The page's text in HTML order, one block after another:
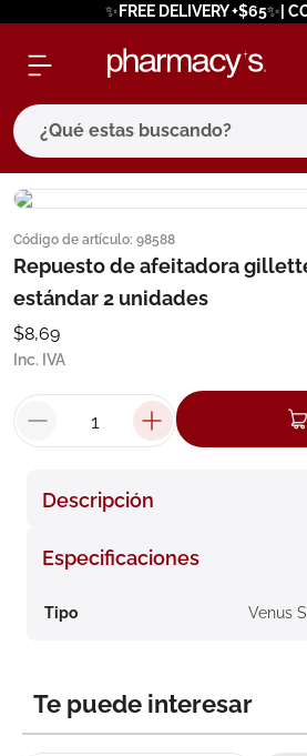
✨FREE DELIVERY +$65✨|
¿Qué estas buscando?
Código de artículo: 98588
Repuesto de afeitadora
estándar 2 unidades
$8,69
Inc. IVA
Descripción
Especificaciones
Tipo Venus
Te puede interesar
términos más buscados
1. eucerin
4.
5. cerave
roche posay
9. nivea